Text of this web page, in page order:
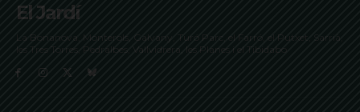
El Jardí
La Bonanova, Monterols, Galvany, Turó Parc, el Farró, el Putxet, Sarrià,
les Tres Torres, Pedralbes, Vallvidrera, les Planes i el Tibidabo